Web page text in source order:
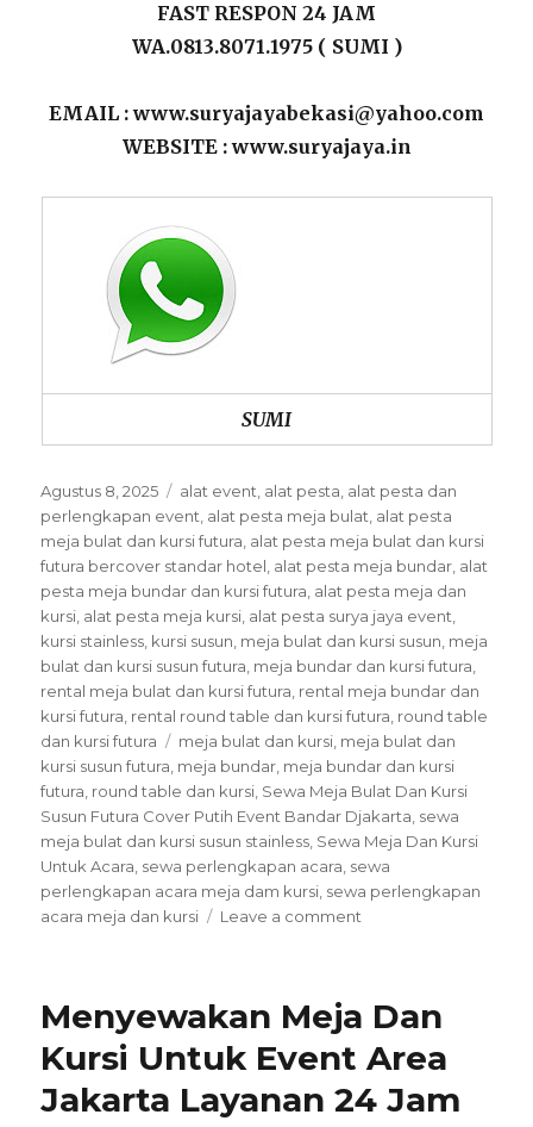
FAST RESPON 24 JAM
WA.0813.8071.1975 ( SUMI )
EMAIL : www.suryajayabekasi@yahoo.com
WEBSITE : www.suryajaya.in
SUMI
Posted
on
Agustus 8, 2025 Categories
alat event alat pesta alat pesta dan
perlengkapan event alat pesta meja bulat alat pesta
meja bulat dan kursi futura alat pesta meja bulat dan kursi
futura bercover standar hotel alat pesta meja bundar alat
pesta meja bundar dan kursi futura alat pesta meja dan
kursi alat pesta meja kursi alat pesta surya jaya event
kursi stainless kursi susun meja bulat dan kursi susun meja
bulat dan kursi susun futura meja bundar dan kursi futura
rental meja bulat dan kursi futura rental meja bundar dan
kursi futura rental round table dan kursi futura round table
dan kursi futura
Tags
meja bulat dan kursi meja bulat dan
kursi susun futura meja bundar meja bundar dan kursi
futura round table dan kursi Sewa Meja Bulat Dan Kursi
Susun Futura Cover Putih Event Bandar Djakarta sewa
meja bulat dan kursi susun stainless Sewa Meja Dan Kursi
Untuk Acara sewa perlengkapan acara sewa
perlengkapan acara meja dam kursi sewa perlengkapan
acara meja dan kursi
Leave a comment
Dan
Susun
Futura
Cover
Menyewakan Meja Dan
Kursi Untuk Event Area
Jakarta Layanan 24 Jam